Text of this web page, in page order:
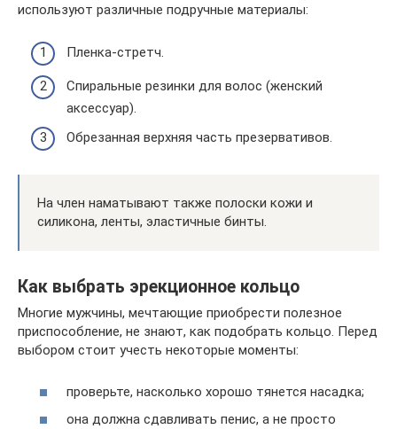
используют различные подручные материалы:
Пленка-стретч.
Спиральные резинки для волос (женский
аксессуар).
Обрезанная верхняя часть презервативов.
На член наматывают также полоски кожи и
силикона, ленты, эластичные бинты.
Как выбрать эрекционное кольцо
Многие мужчины, мечтающие приобрести полезное
приспособление, не знают, как подобрать кольцо. Перед
выбором стоит учесть некоторые моменты:
проверьте, насколько хорошо тянется насадка;
она должна сдавливать пенис, а не просто